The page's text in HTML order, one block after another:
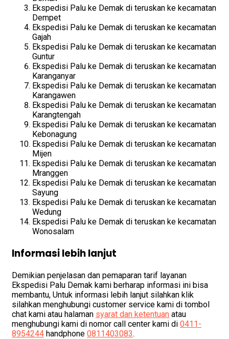
Ekspedisi Palu ke Demak di teruskan ke kecamatan
Dempet
Ekspedisi Palu ke Demak di teruskan ke kecamatan
Gajah
Ekspedisi Palu ke Demak di teruskan ke kecamatan
Guntur
Ekspedisi Palu ke Demak di teruskan ke kecamatan
Karanganyar
Ekspedisi Palu ke Demak di teruskan ke kecamatan
Karangawen
Ekspedisi Palu ke Demak di teruskan ke kecamatan
Karangtengah
Ekspedisi Palu ke Demak di teruskan ke kecamatan
Kebonagung
Ekspedisi Palu ke Demak di teruskan ke kecamatan
Mijen
Ekspedisi Palu ke Demak di teruskan ke kecamatan
Mranggen
Ekspedisi Palu ke Demak di teruskan ke kecamatan
Sayung
Ekspedisi Palu ke Demak di teruskan ke kecamatan
Wedung
Ekspedisi Palu ke Demak di teruskan ke kecamatan
Wonosalam
Informasi lebih lanjut
Demikian penjelasan dan pemaparan tarif layanan
Ekspedisi Palu Demak kami berharap informasi ini bisa
membantu, Untuk informasi lebih lanjut silahkan klik
silahkan menghubungi customer service kami di tombol
chat kami atau halaman syarat dan ketentuan atau
menghubungi kami di nomor call center kami di 0411-
8954244 handphone 0811403083.